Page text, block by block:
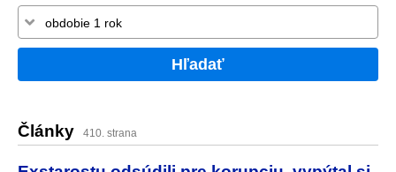
Hľadať
Články 410. strana